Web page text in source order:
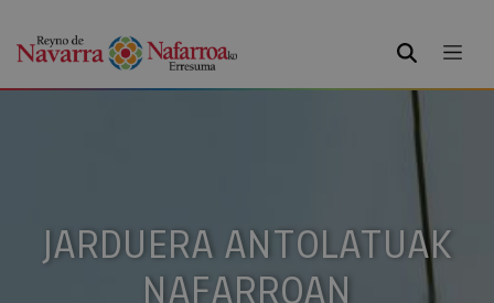
BILATU
JARDUERA ANTOLATUAK
NAFARROAN